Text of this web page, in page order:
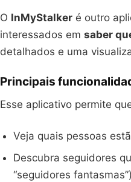
O InMyStalker é outro
interessados em saber
detalhados e uma
Principais
Esse aplicativo permite
Veja quais pessoas
Descubra seguidores
“seguidores